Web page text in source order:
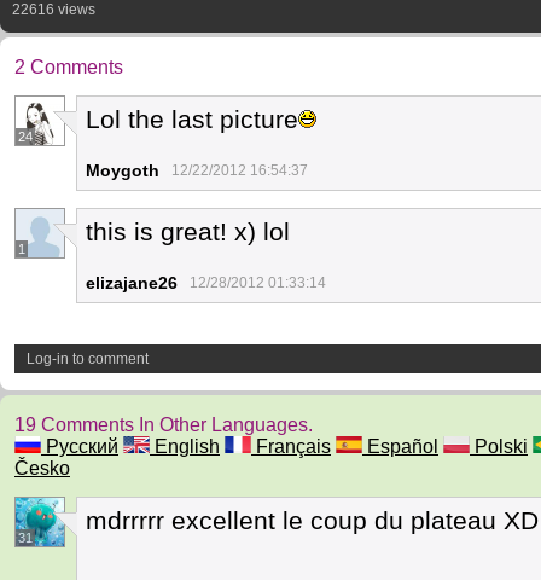
22616 views
2 Comments
24
Lol the last picture
Moygoth 12/22/2012 16:54:37
1
this is great! x) lol
elizajane26 12/28/2012 01:33:14
Log-in to comment
19 Comments In Other Languages.
Русский
English Français Español
Polski
Česko
31
mdrrrrr excellent le coup du plateau XD